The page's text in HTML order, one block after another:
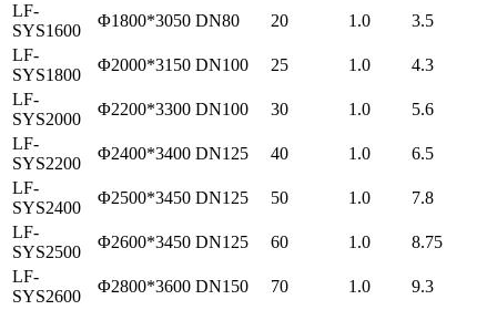
LF-
SYS1600
Φ1800*3050 DN80 20 1.0
3.5
LF-
SYS1800
Φ2000*3150 DN100 25 1.0
4.3
LF-
SYS2000
Φ2200*3300 DN100 30 1.0
5.6
LF-
SYS2200
Φ2400*3400 DN125 40 1.0
6.5
LF-
SYS2400
Φ2500*3450 DN125 50 1.0
7.8
LF-
SYS2500
Φ2600*3450 DN125 60 1.0
8.75
LF-
SYS2600
Φ2800*3600 DN150 70 1.0
9.3